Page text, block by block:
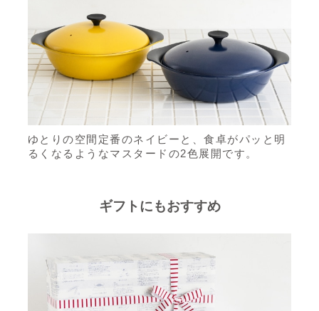
ゆとりの空間定番のネイビーと、食卓がパッと明
るくなるようなマスタードの2色展開です。
ギフトにもおすすめ